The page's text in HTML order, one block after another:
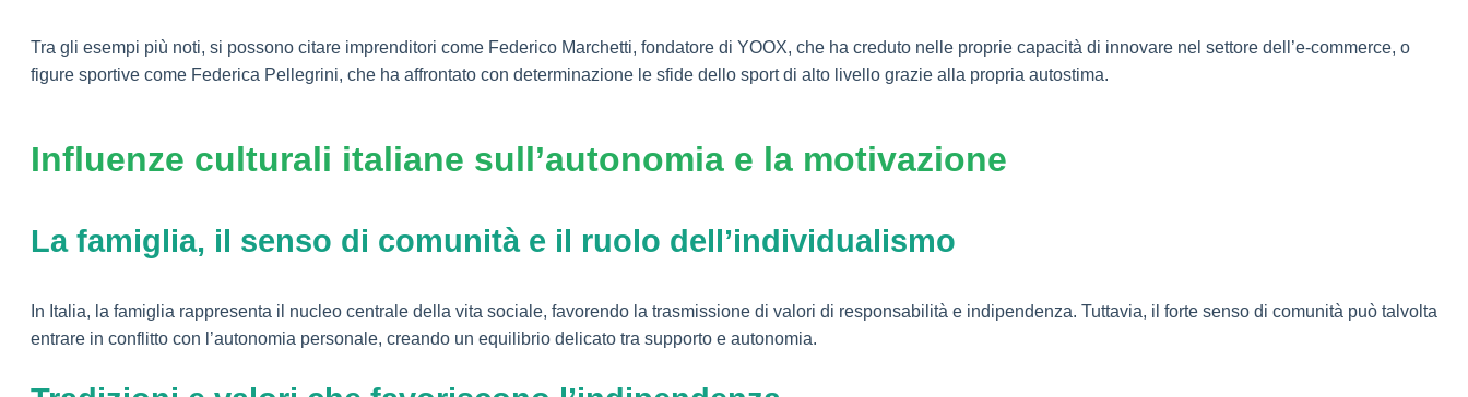
Tra gli esempi più noti, si possono citare imprenditori come Federico Marchetti, fondatore di YOOX, che ha creduto nelle proprie capacità di innovare nel settore dell’e-commerce, o
figure sportive come Federica Pellegrini, che ha affrontato con determinazione le sfide dello sport di alto livello grazie alla propria autostima.
Influenze culturali italiane sull’autonomia e la motivazione
La famiglia, il senso di comunità e il ruolo dell’individualismo
In Italia, la famiglia rappresenta il nucleo centrale della vita sociale, favorendo la trasmissione di valori di responsabilità e indipendenza. Tuttavia, il forte senso di comunità può talvolta
entrare in conflitto con l’autonomia personale, creando un equilibrio delicato tra supporto e autonomia.